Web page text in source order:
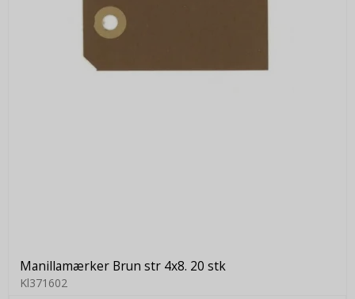
Manillamærker Brun str 4x8. 20 stk
Kl371602